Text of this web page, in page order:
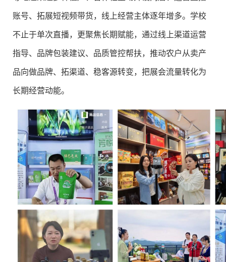
账号、拓展短视频带货，线上经营主体逐年增多。学校
不止于单次直播，更聚焦长期赋能，通过线上渠道运营
指导、品牌包装建议、品质管控帮扶，推动农户从卖产
品向做品牌、拓渠道、稳客源转变，把展会流量转化为
长期经营动能。